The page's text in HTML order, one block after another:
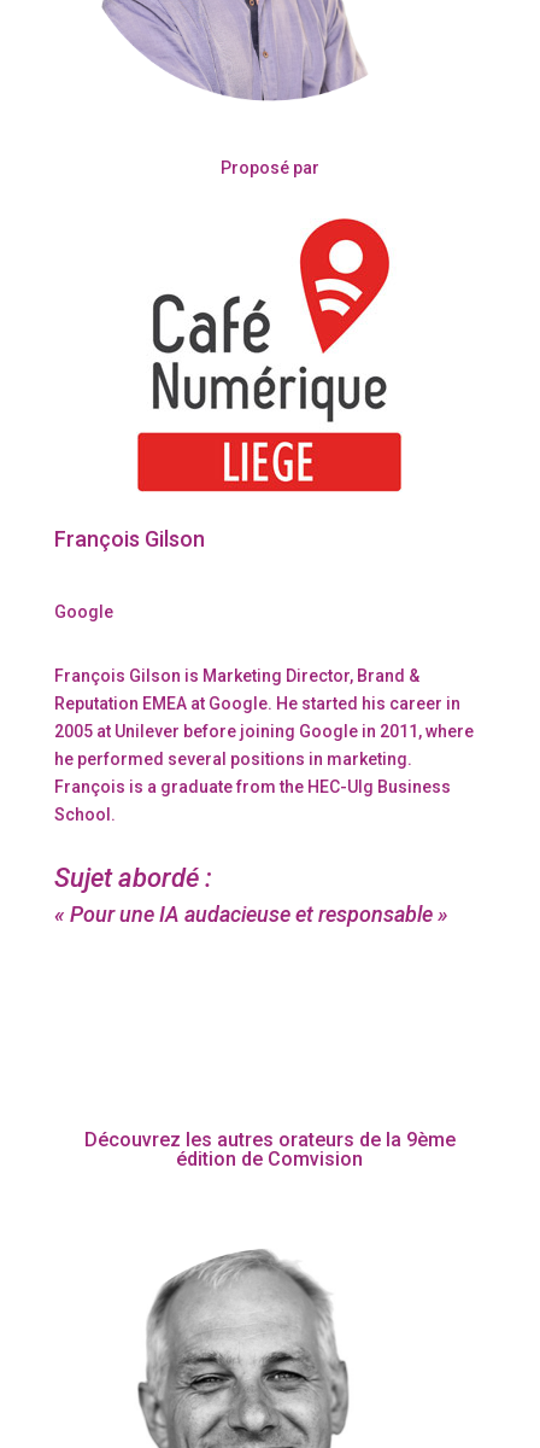
Proposé par
François Gilson
Google
François Gilson is Marketing Director, Brand &
Reputation EMEA at Google. He started his career in
2005 at Unilever before joining Google in 2011, where
he performed several positions in marketing.
François is a graduate from the HEC-Ulg Business
School.
Sujet abordé :
« Pour une IA audacieuse et responsable»
Découvrez les autres orateurs de la 9ème
édition de Comvision